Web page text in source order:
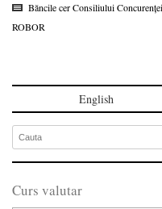
Băncile cer Consiliului
ROBOR
English
Curs valutar